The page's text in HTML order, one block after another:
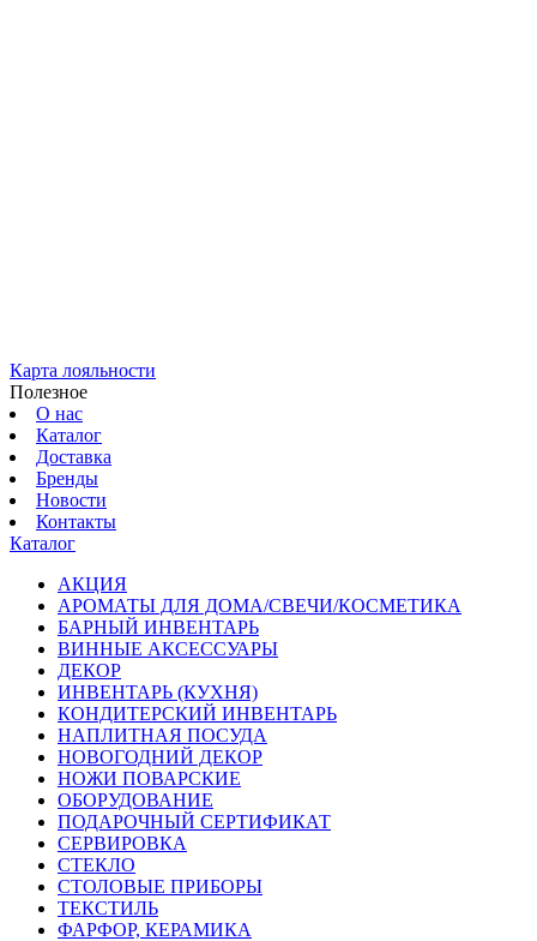
Карта лояльности
Полезное
О нас
Каталог
Доставка
Бренды
Новости
Контакты
Каталог
АКЦИЯ
АРОМАТЫ ДЛЯ ДОМА/СВЕЧИ/КОСМЕТИКА
БАРНЫЙ ИНВЕНТАРЬ
ВИННЫЕ АКСЕССУАРЫ
ДЕКОР
ИНВЕНТАРЬ (КУХНЯ)
КОНДИТЕРСКИЙ ИНВЕНТАРЬ
НАПЛИТНАЯ ПОСУДА
НОВОГОДНИЙ ДЕКОР
НОЖИ ПОВАРСКИЕ
ОБОРУДОВАНИЕ
ПОДАРОЧНЫЙ СЕРТИФИКАТ
СЕРВИРОВКА
СТЕКЛО
СТОЛОВЫЕ ПРИБОРЫ
ТЕКСТИЛЬ
ФАРФОР, КЕРАМИКА